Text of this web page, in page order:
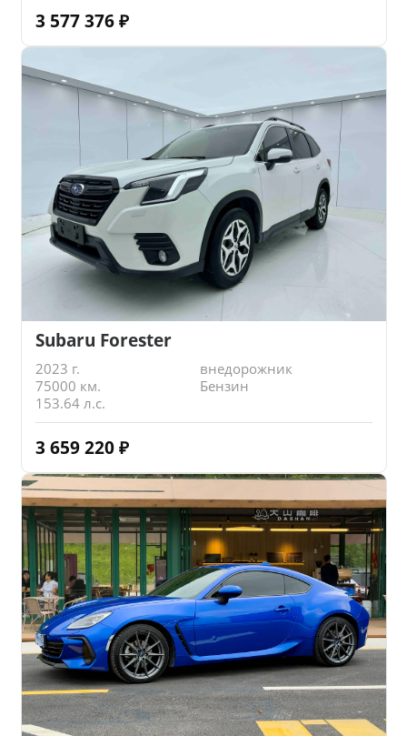
3 577 376 ₽
Subaru Forester
2023 г.
внедорожник
75000 км.
Бензин
153.64 л.с.
3 659 220 ₽